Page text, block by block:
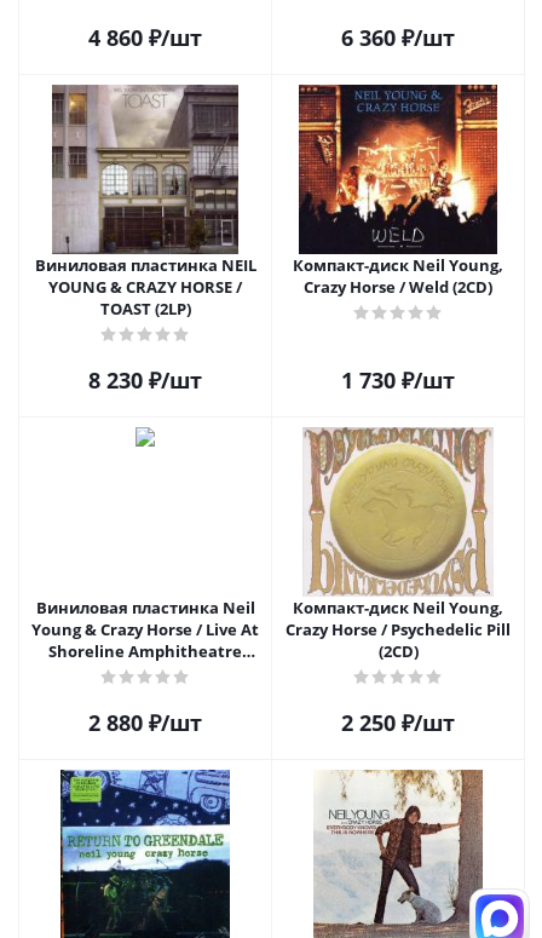
4 860 ₽/шт 6 360 ₽/шт
Виниловая пластинка NEIL
YOUNG & CRAZY HORSE /
TOAST (2LP)
8 230 ₽/шт
Компакт-диск Neil Young,
Crazy Horse / Weld (2CD)
1 730 ₽/шт
Виниловая пластинка Neil
Young & Crazy Horse / Live At
Shoreline Amphitheatre
Mountain View Ca October
2 880 ₽/шт
Компакт-диск Neil Young,
Crazy Horse / Psychedelic Pill
(2CD)
2 250 ₽/шт